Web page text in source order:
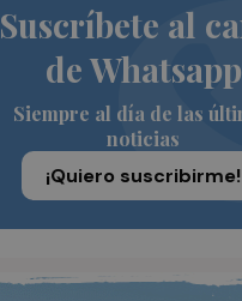
Suscríbete al
de Whatsapp
Siempre al día de las
noticias
¡Quiero suscribirme!